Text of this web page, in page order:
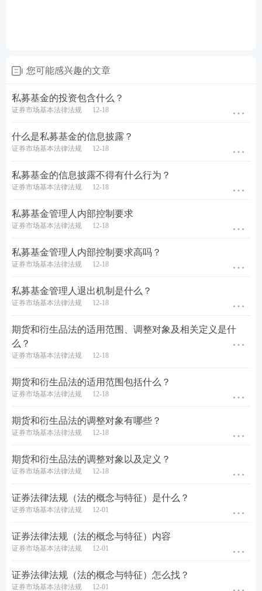
您可能感兴趣的文章
私募基金的投资包含什么？
证券市场基本法律法规 12-18
什么是私募基金的信息披露？
证券市场基本法律法规 12-18
私募基金的信息披露不得有什么行为？
证券市场基本法律法规 12-18
私募基金管理人内部控制要求
证券市场基本法律法规 12-18
私募基金管理人内部控制要求高吗？
证券市场基本法律法规 12-18
私募基金管理人退出机制是什么？
证券市场基本法律法规 12-18
期货和衍生品法的适用范围、调整对象及相关定义是什
么？
证券市场基本法律法规 12-18
期货和衍生品法的适用范围包括什么？
证券市场基本法律法规 12-18
期货和衍生品法的调整对象有哪些？
证券市场基本法律法规 12-18
期货和衍生品法的调整对象以及定义？
证券市场基本法律法规 12-18
证券法律法规（法的概念与特征）是什么？
证券市场基本法律法规 12-01
证券法律法规（法的概念与特征）内容
证券市场基本法律法规 12-01
证券法律法规（法的概念与特征）怎么找？
证券市场基本法律法规 12-01